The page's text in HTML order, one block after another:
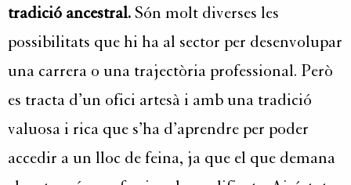
tradició ancestral. Són molt diverses les
possibilitats que hi ha al sector per desenvolupar
una carrera o una trajectòria professional. Però
es tracta d’un ofici artesà i amb una tradició
valuosa i rica que s’ha d’aprendre per poder
accedir a un lloc de feina, ja que el que demana